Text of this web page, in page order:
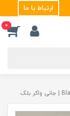
ارتباط با ما
0